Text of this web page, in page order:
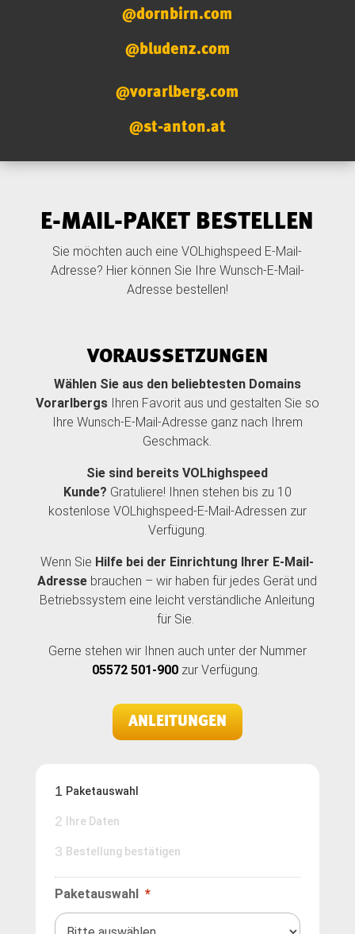
@dornbirn.com
@bludenz.com
@vorarlberg.com
@st-anton.at
E-MAIL-PAKET BESTELLEN
Sie möchten auch eine VOLhighspeed E-Mail-
Adresse? Hier können Sie Ihre Wunsch-E-Mail-
Adresse bestellen!
VORAUSSETZUNGEN
Wählen Sie aus den beliebtesten Domains
Vorarlbergs Ihren Favorit aus und gestalten Sie so
Ihre Wunsch-E-Mail-Adresse ganz nach Ihrem
Geschmack.
Sie sind bereits VOLhighspeed
Kunde? Gratuliere! Ihnen stehen bis zu 10
kostenlose VOLhighspeed-E-Mail-Adressen zur
Verfügung.
Wenn Sie Hilfe bei der Einrichtung Ihrer E-Mail-
Adresse brauchen – wir haben für jedes Gerät und
Betriebssystem eine leicht verständliche Anleitung
für Sie.
Gerne stehen wir Ihnen auch unter der Nummer
05572 501-900zur Verfügung.
ANLEITUNGEN
1 Paketauswahl
2 Ihre Daten
3 Bestellung bestätigen
Paketauswahl *